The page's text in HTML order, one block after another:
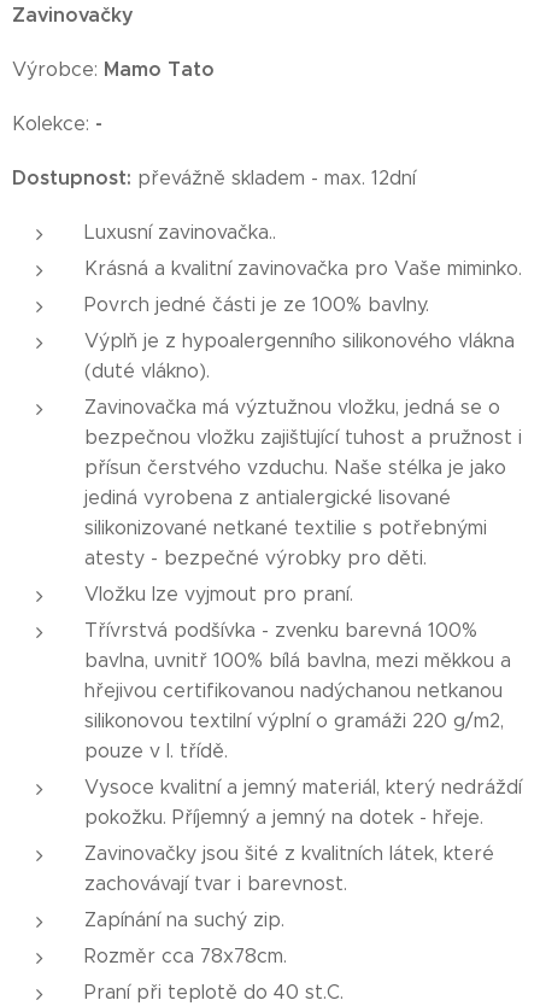
Zavinovačky
Výrobce: Mamo Tato
Kolekce: -
Dostupnost: převážně skladem - max. 12dní
Luxusní zavinovačka..
Krásná a kvalitní zavinovačka pro Vaše miminko.
Povrch jedné části je ze 100% bavlny.
Výplň je z hypoalergenního silikonového vlákna
(duté vlákno).
Zavinovačka má výztužnou vložku, jedná se o
bezpečnou vložku zajišťující tuhost a pružnost i
přísun čerstvého vzduchu. Naše stélka je jako
jediná vyrobena z antialergické lisované
silikonizované netkané textilie s potřebnými
atesty - bezpečné výrobky pro děti.
Vložku lze vyjmout pro praní.
Třívrstvá podšívka - zvenku barevná 100%
bavlna, uvnitř 100% bílá bavlna, mezi měkkou a
hřejivou certifikovanou nadýchanou netkanou
silikonovou textilní výplní o gramáži 220 g/m2,
pouze v I. třídě.
Vysoce kvalitní a jemný materiál, který nedráždí
pokožku. Příjemný a jemný na dotek - hřeje.
Zavinovačky jsou šité z kvalitních látek, které
zachovávají tvar i barevnost.
Zapínání na suchý zip.
Rozměr cca 78x78cm.
Praní při teplotě do 40 st.C.